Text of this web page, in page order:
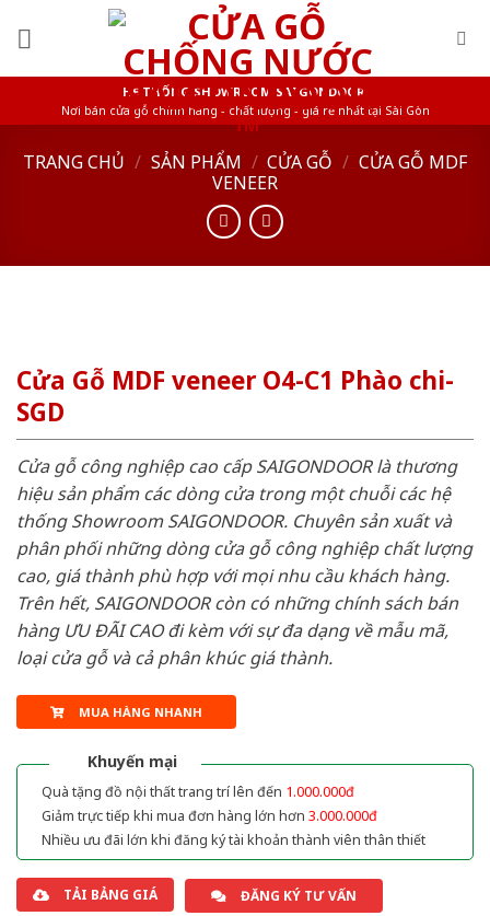
HỆ THỐNG SHOWROOM SAIGONDOOR
Nơi bán cửa gỗ chính hãng - chất lượng - giá rẻ nhất tại Sài Gòn
TRANG CHỦ / SẢN PHẨM / CỬA GỖ / CỬA GỖ MDF
VENEER
Cửa Gỗ MDF veneer O4-C1 Phào chi-
SGD
Cửa gỗ công nghiệp cao cấp SAIGONDOOR là thương
hiệu sản phẩm các dòng cửa trong một chuỗi các hệ
thống Showroom SAIGONDOOR. Chuyên sản xuất và
phân phối những dòng cửa gỗ công nghiệp chất lượng
cao, giá thành phù hợp với mọi nhu cầu khách hàng.
Trên hết, SAIGONDOOR còn có những chính sách bán
hàng ƯU ĐÃI CAO đi kèm với sự đa dạng về mẫu mã,
loại cửa gỗ và cả phân khúc giá thành.
MUA HÀNG NHANH
Khuyến mại
Quà tặng đồ nội thất trang trí lên đến 1.000.000đ
Giảm trực tiếp khi mua đơn hàng lớn hơn 3.000.000đ
Nhiều ưu đãi lớn khi đăng ký tài khoản thành viên thân thiết
TẢI BẢNG GIÁ ĐĂNG KÝ TƯ VẤN